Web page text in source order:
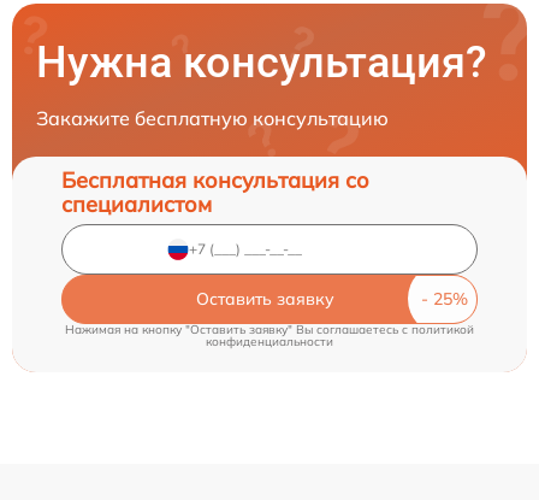
Нужна консультация?
Закажите бесплатную консультацию
Бесплатная консультация со
специалистом
Оставить заявку
Нажимая на кнопку "Оставить заявку" Вы соглашаетесь cполитикой
конфиденциальности